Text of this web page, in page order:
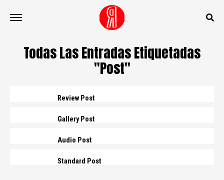
Todas Las Entradas Etiquetadas
"Post"
Review Post
Gallery Post
Audio Post
Standard Post